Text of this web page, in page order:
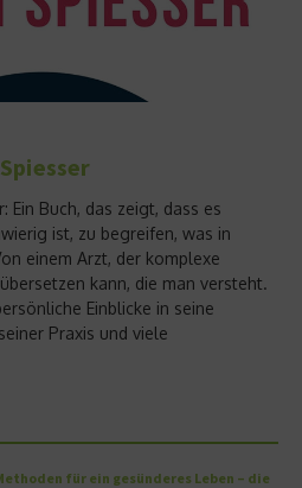
Ein Buch, das zeigt, dass es
ist, zu begreifen, was in
einem Arzt, der komplexe
kann, die man versteht.
Einblicke in seine
Praxis und viele
für ein gesünderes Leben – die